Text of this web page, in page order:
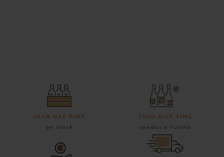
100% DES VINS
en stock
TOUS NOS VINS
vendus à l'unité